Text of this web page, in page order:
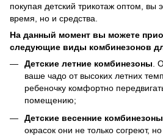
покупая детский трикотаж оптом, вы
время, но и средства.
На данный момент вы можете
следующие виды комбинезонов
Детские летние комбинезоны .
ваше чадо от высоких летних
ребеночку комфортно
помещению;
Детские весенние комбинезоны
окрасок они не только согреют,